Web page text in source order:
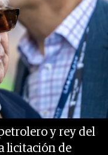
y rey del
licitación de